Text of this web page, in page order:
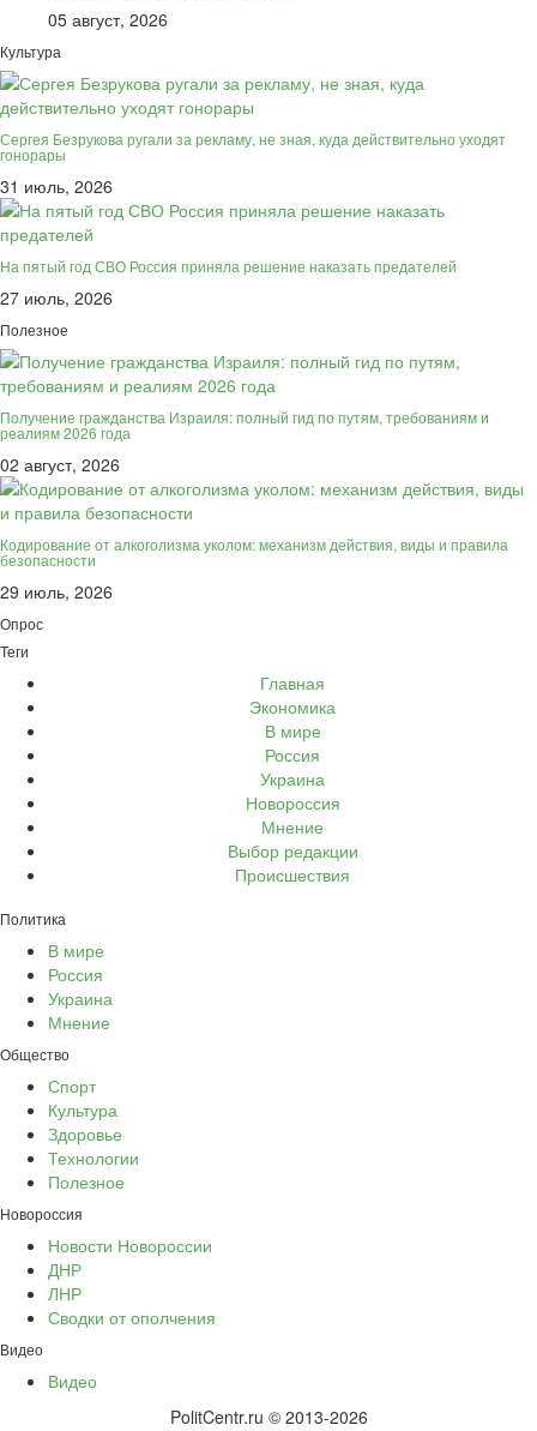
05 август, 2026
Культура
Сергея Безрукова ругали за рекламу, не зная, куда действительно уходят
гонорары
31 июль, 2026
На пятый год СВО Россия приняла решение наказать предателей
27 июль, 2026
Полезное
Получение гражданства Израиля: полный гид по путям, требованиям и
реалиям 2026 года
02 август, 2026
Кодирование от алкоголизма уколом: механизм действия, виды и правила
безопасности
29 июль, 2026
Опрос
Теги
Главная
Экономика
В мире
Россия
Украина
Новороссия
Мнение
Выбор редакции
Происшествия
Политика
В мире
Россия
Украина
Мнение
Общество
Спорт
Культура
Здоровье
Технологии
Полезное
Новороссия
Новости Новороссии
ДНР
ЛНР
Сводки от ополчения
Видео
Видео
PolitCentr.ru © 2013-2026